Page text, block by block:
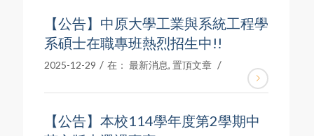
【公告】中原大學工業與系統工程學
系碩士在職專班熱烈招生中!!
2025-12-29 / 在： 最新消息, 置頂文章 /
【公告】本校114學年度第2學期中